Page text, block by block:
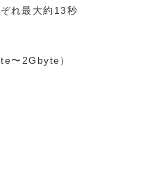
れ最大約13秒
〜2Gbyte）